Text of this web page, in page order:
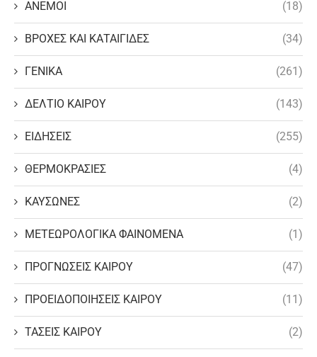
ΑΝΕΜΟΙ (18)
ΒΡΟΧΕΣ ΚΑΙ ΚΑΤΑΙΓΙΔΕΣ (34)
ΓΕΝΙΚΑ (261)
ΔΕΛΤΙΟ ΚΑΙΡΟΥ (143)
ΕΙΔΗΣΕΙΣ (255)
ΘΕΡΜΟΚΡΑΣΙΕΣ (4)
ΚΑΥΣΩΝΕΣ (2)
ΜΕΤΕΩΡΟΛΟΓΙΚΑ ΦΑΙΝΟΜΕΝΑ (1)
ΠΡΟΓΝΩΣΕΙΣ ΚΑΙΡΟΥ (47)
ΠΡΟΕΙΔΟΠΟΙΗΣΕΙΣ ΚΑΙΡΟΥ (11)
ΤΑΣΕΙΣ ΚΑΙΡΟΥ (2)